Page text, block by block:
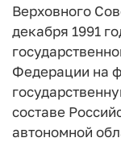
Верховного
декабря 1991
Федерации на
составе
автономной